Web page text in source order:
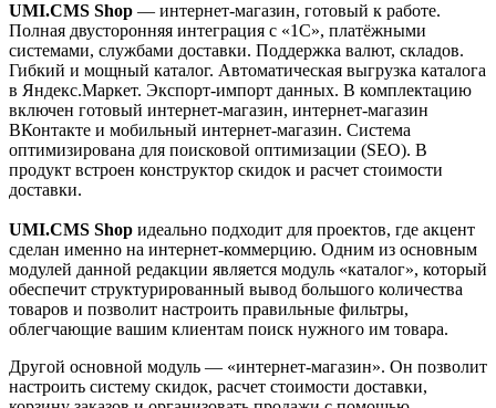
UMI.CMS Shop — интернет-магазин, готовый к работе.
Полная двусторонняя интеграция с «1С», платёжными
системами, службами доставки. Поддержка валют, складов.
Гибкий и мощный каталог. Автоматическая выгрузка каталога
в Яндекс.Маркет. Экспорт-импорт данных. В комплектацию
включен готовый интернет-магазин, интернет-магазин
ВКонтакте и мобильный интернет-магазин. Система
оптимизирована для поисковой оптимизации (SEO). В
продукт встроен конструктор скидок и расчет стоимости
доставки.
UMI.CMS Shop идеально подходит для проектов, где акцент
сделан именно на интернет-коммерцию. Одним из основным
модулей данной редакции является модуль «каталог», который
обеспечит структурированный вывод большого количества
товаров и позволит настроить правильные фильтры,
облегчающие вашим клиентам поиск нужного им товара.
Другой основной модуль — «интернет-магазин». Он позволит
настроить систему скидок, расчет стоимости доставки,